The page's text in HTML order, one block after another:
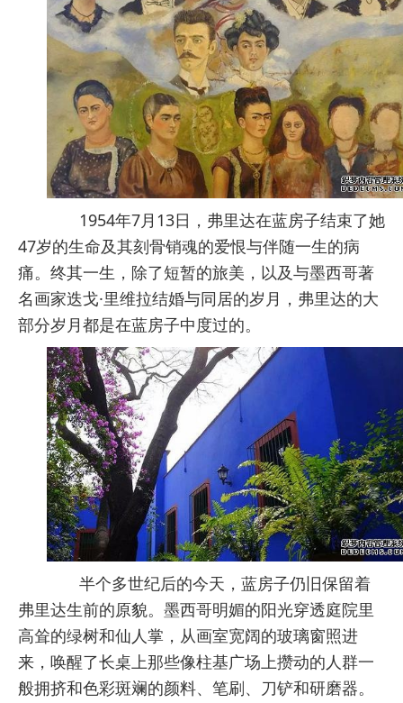
1954年7月13日，弗里达在蓝房子结束了她
47岁的生命及其刻骨销魂的爱恨与伴随一生的病
痛。终其一生，除了短暂的旅美，以及与墨西哥著
名画家迭戈·里维拉结婚与同居的岁月，弗里达的大
部分岁月都是在蓝房子中度过的。
半个多世纪后的今天，蓝房子仍旧保留着
弗里达生前的原貌。墨西哥明媚的阳光穿透庭院里
高耸的绿树和仙人掌，从画室宽阔的玻璃窗照进
来，唤醒了长桌上那些像柱基广场上攒动的人群一
般拥挤和色彩斑斓的颜料、笔刷、刀铲和研磨器。